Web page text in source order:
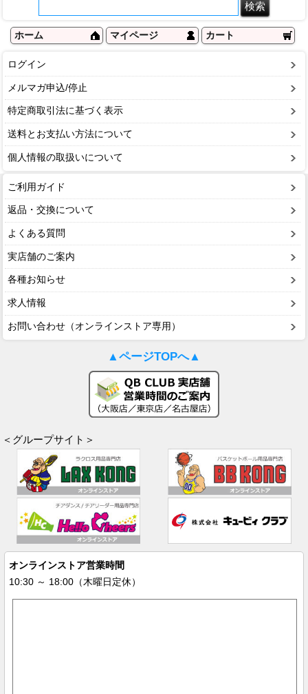
ホーム マイページ カート
ログイン
メルマガ申込/停止
特定商取引法に基づく表示
送料とお支払い方法について
個人情報の取扱いについて
ご利用ガイド
返品・交換について
よくある質問
実店舗のご案内
各種お知らせ
求人情報
お問い合わせ（オンラインストア専用）
▲ページTOPへ▲
＜グループサイト＞
オンラインストア営業時間
10:30 ～ 18:00（木曜日定休）